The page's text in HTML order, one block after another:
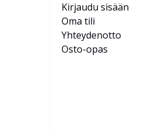
Kirjaudu sisään
Oma tili
Yhteydenotto
Osto-opas